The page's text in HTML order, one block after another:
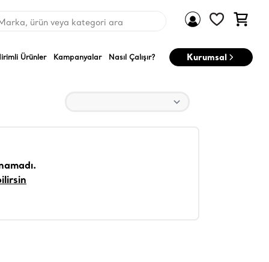
ürün veya kategori ara
Ürünler Kampanyalar Nasıl Çalışır? Kurumsal